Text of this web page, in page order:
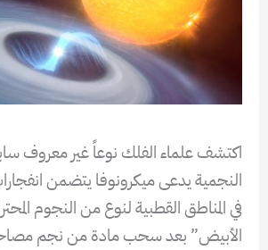
اكتشف علماء الفلك نوعاً غير معروف
النجمية يدعى ميكرونوفا يتضمن
في المناطق القطبية لنوع من النجوم
الأبيض” بعد سحب مادة من نجم